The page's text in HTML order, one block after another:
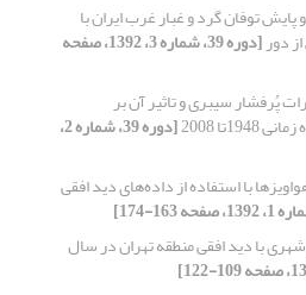
توفان گرد و غبار غرب ایران با
دور [دوره 39، شماره 3، 1392، صفحه
پُرفشار سیبری و تاثیر آن بر
2008 [دوره 39، شماره 2،
با استفاده از داده‌ها‌‌ی دید افقی
شهری با دید افقی منطقه تهران در سال